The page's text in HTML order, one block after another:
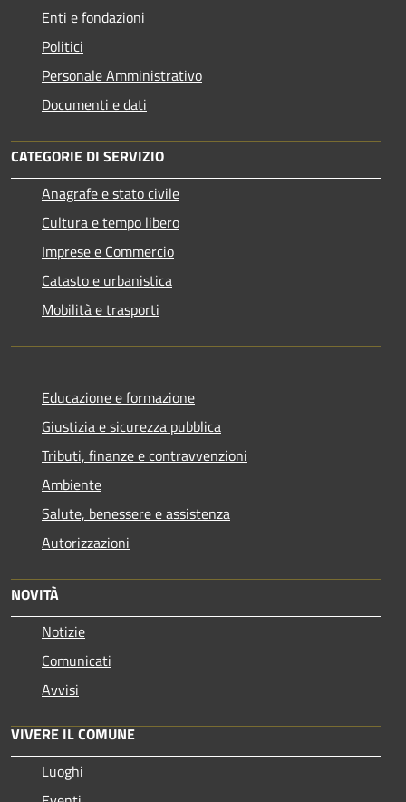
Enti e fondazioni
Politici
Personale Amministrativo
Documenti e dati
CATEGORIE DI SERVIZIO
Anagrafe e stato civile
Cultura e tempo libero
Imprese e Commercio
Catasto e urbanistica
Mobilità e trasporti
Educazione e formazione
Giustizia e sicurezza pubblica
Tributi, finanze e contravvenzioni
Ambiente
Salute, benessere e assistenza
Autorizzazioni
NOVITÀ
Notizie
Comunicati
Avvisi
VIVERE IL COMUNE
Luoghi